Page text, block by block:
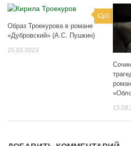
0
Образ Троекурова в романе
«Дубровский» (А.С. Пушкин)
25.02.2023